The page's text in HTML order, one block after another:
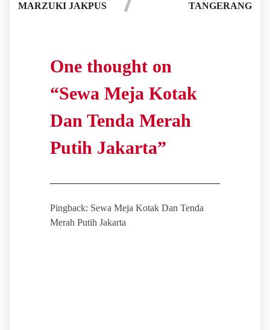
MARZUKI JAKPUS
TANGERANG
One thought on
“Sewa Meja Kotak
Dan Tenda Merah
Putih Jakarta”
Pingback: Sewa Meja Kotak Dan Tenda
Merah Putih Jakarta